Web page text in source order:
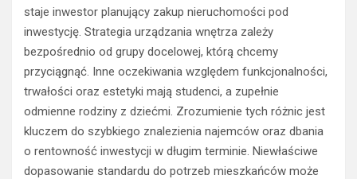
staje inwestor planujący zakup nieruchomości pod
inwestycję. Strategia urządzania wnętrza zależy
bezpośrednio od grupy docelowej, którą chcemy
przyciągnąć. Inne oczekiwania względem funkcjonalności,
trwałości oraz estetyki mają studenci, a zupełnie
odmienne rodziny z dziećmi. Zrozumienie tych różnic jest
kluczem do szybkiego znalezienia najemców oraz dbania
o rentowność inwestycji w długim terminie. Niewłaściwe
dopasowanie standardu do potrzeb mieszkańców może